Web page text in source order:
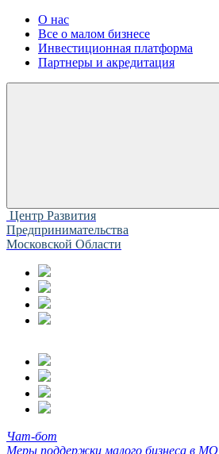
О нас
Все о малом бизнесе
Инвестиционная платформа
Партнеры и акредитация
Центр Развития
Предпринимательства
Московской Области
Чат-бот
Меры поддержки малого бизнеса в МО